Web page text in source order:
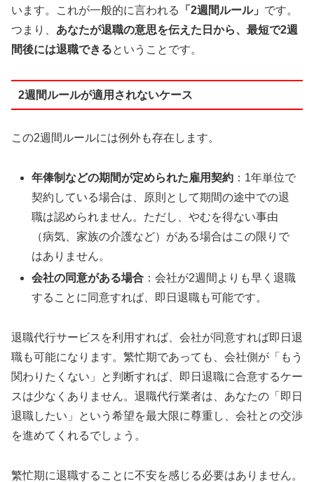
います。これが一般的に言われる
「2週間ルール」 です。
つまり、 あなたが退職の意思を伝えた日から、最短で2週
間後には退職できるということです。
2週間ルールが適用されないケース
この2週間ルールには例外も存在します。
年俸制などの期間が定められた雇用契約 ：1年単位で
契約している場合は、原則として期間の途中での退
職は認められません。ただし、やむを得ない事由
（病気、家族の介護など）がある場合はこの限りで
はありません。
会社の同意がある場合 ：会社が2週間よりも早く退職
することに同意すれば、即日退職も可能です。
退職代行サービスを利用すれば、会社が同意すれば即日退
職も可能になります。繁忙期であっても、会社側が「もう
関わりたくない」と判断すれば、即日退職に合意するケー
スは少なくありません。退職代行業者は、あなたの「即日
退職したい」という希望を最大限に尊重し、会社との交渉
を進めてくれるでしょう。
繁忙期に退職することに不安を感じる必要はありません。